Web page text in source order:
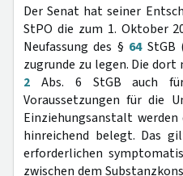
Der Senat hat seiner
StPO die zum 1. Oktober
Neufassung des § 64StGB
zugrunde zu legen. Die
2 Abs. 6 StGB auch
Voraussetzungen für die
Einziehungsanstalt
hinreichend belegt. Das
erforderlichen
zwischen dem